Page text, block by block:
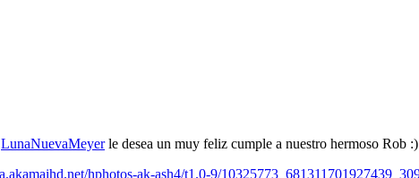
LunaNuevaMeyerle desea un muy feliz cumple a nuestro hermoso Rob :)